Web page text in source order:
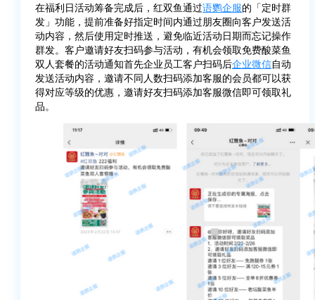
在福利日活动筹备完成后，红双鱼通过语鹦企服的「定时群
发」功能，提前准备好指定时间内通过朋友圈向客户发送活
动内容，然后使用定时推送，避免临近活动日期而忘记操作
群发。客户邀请好友扫码参与活动，有机会领取免费酸菜鱼
双人套餐的活动通知首先企业员工客户扫码后企业微信自动
发送活动内容，邀请不同人数扫码添加客服的会员都可以获
得对应等级的优惠，邀请好友扫码添加客服微信即可领取礼
品。